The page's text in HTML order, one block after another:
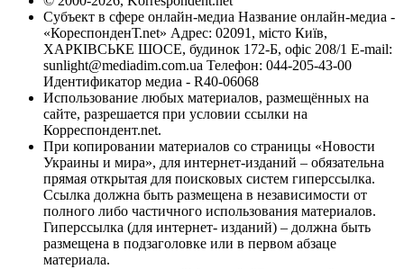
Субъект в сфере онлайн-медиа Название онлайн-медиа -
«КореспонденТ.net» Адрес: 02091, місто Київ,
ХАРКІВСЬКЕ ШОСЕ, будинок 172-Б, офіс 208/1 E-mail:
sunlight@mediadim.com.ua Телефон: 044-205-43-00
Идентификатор медиа - R40-06068
Использование любых материалов, размещённых на
сайте, разрешается при условии ссылки на
Корреспондент.net.
При копировании материалов со страницы «Новости
Украины и мира», для интернет-изданий – обязательна
прямая открытая для поисковых систем гиперссылка.
Ссылка должна быть размещена в независимости от
полного либо частичного использования материалов.
Гиперссылка (для интернет- изданий) – должна быть
размещена в подзаголовке или в первом абзаце
материала.